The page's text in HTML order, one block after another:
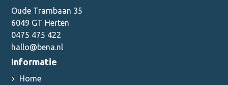
Oude Trambaan 35
6049 GT Herten
0475 475 422
hallo@bena.nl
Informatie
Home